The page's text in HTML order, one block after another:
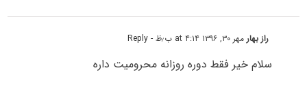
راز بهارمهر ۳۰, ۱۳۹۶ at ۴:۱۴ ب٫ظ - Reply
سلام خیر فقط دوره روزانه محرومیت داره